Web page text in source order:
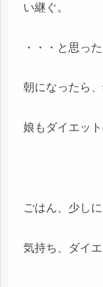
い継ぐ。
・・・と思った
朝になったら
娘もダイエッ
ごはん、少し
気持ち、ダイ